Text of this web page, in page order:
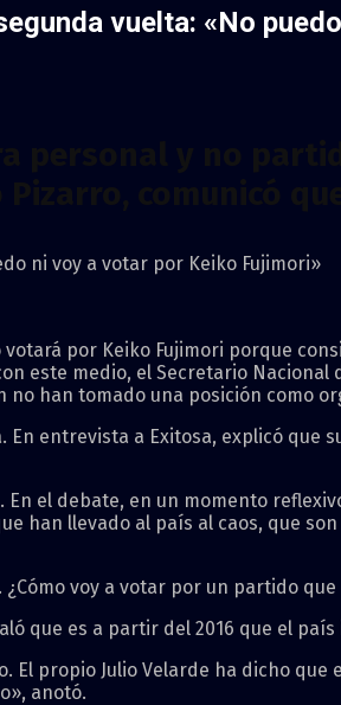
vuelta: «No
ni voy a votar por Keiko Fujimori»
por Keiko Fujimori porque
este medio, el Secretario
han tomado una posición como
entrevista a Exitosa, explicó que
el debate, en un momento
han llevado al país al caos, que
voy a votar por un partido
que es a partir del 2016 que el
propio Julio Velarde ha dicho
anotó.